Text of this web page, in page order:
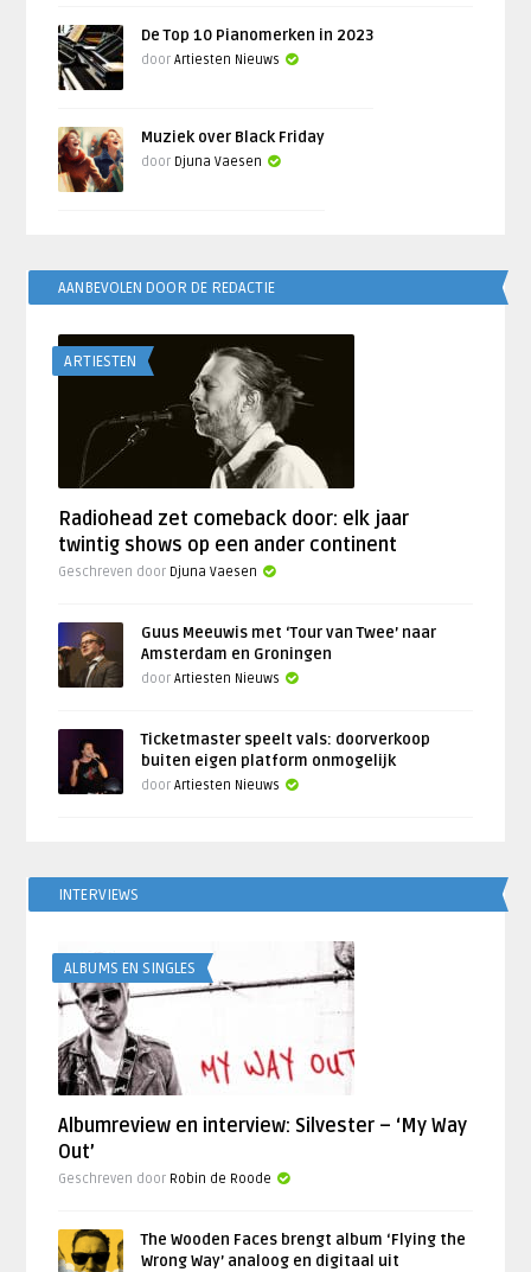
De Top 10 Pianomerken in 2023
doorArtiesten Nieuws
Muziek over Black Friday
door Djuna Vaesen
AANBEVOLEN DOOR DE REDACTIE
ARTIESTEN
Radiohead zet comeback door: elk jaar
twintig shows op een ander continent
Geschreven door Djuna Vaesen
Guus Meeuwis met ‘Tour van Twee’ naar
Amsterdam en Groningen
doorArtiesten Nieuws
Ticketmaster speelt vals: doorverkoop
buiten eigen platform onmogelijk
doorArtiesten Nieuws
INTERVIEWS
ALBUMS EN SINGLES
Albumreview en interview: Silvester – ‘My Way
Out’
Geschreven door Robin de Roode
The Wooden Faces brengt album ‘Flying the
Wrong Way’ analoog en digitaal uit